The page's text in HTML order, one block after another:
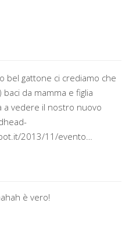
bel gattone ci crediamo che
baci da mamma e figlia
a vedere il nostro nuovo
2013/11/evento…
è vero!